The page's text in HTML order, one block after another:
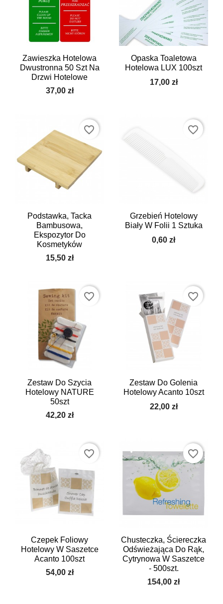
Zawieszka Hotelowa
Dwustronna 50 Szt Na
Drzwi Hotelowe
37,00 zł
Opaska Toaletowa
Hotelowa LUX 100szt
17,00 zł
Podstawka, Tacka
Bambusowa,
Ekspozytor Do
Kosmetyków
15,50 zł
favorite_border
Grzebień Hotelowy
Biały W Folii 1 Sztuka
0,60 zł
favorite_border
Zestaw Do Szycia
Hotelowy NATURE
50szt
42,20 zł
favorite_border
Zestaw Do Golenia
Hotelowy Acanto 10szt
22,00 zł
favorite_border
Czepek Foliowy
Hotelowy W Saszetce
Acanto 100szt
54,00 zł
favorite_border
Chusteczka, Ściereczka
Odświeżająca Do Rąk,
Cytrynowa W Saszetce
- 500szt.
154,00 zł
favorite_border